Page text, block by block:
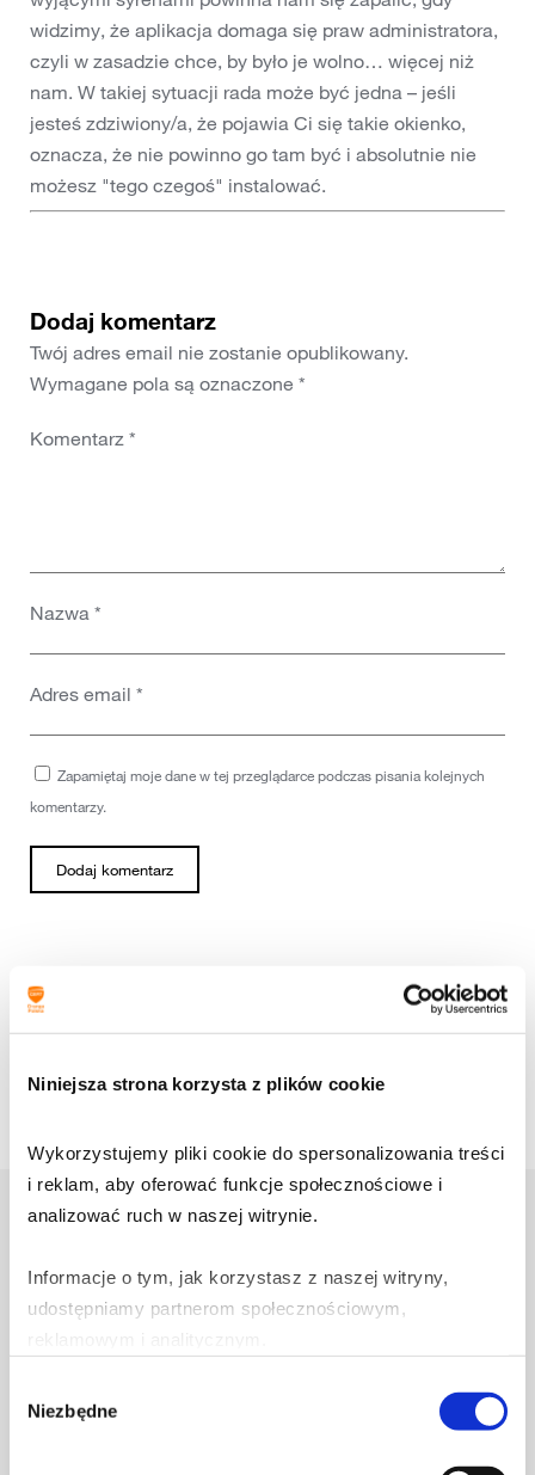
Niniejsza strona korzysta z plików cookie
Wykorzystujemy pliki cookie do spersonalizowania treści
i reklam, aby oferować funkcje społecznościowe i
analizować ruch w naszej witrynie.
Informacje o tym, jak korzystasz z naszej witryny,
udostępniamy partnerom społecznościowym,
Partnerzy mogą połączyć te informacje z innymi danymi
zgody
Niezbędne
widzimy, że aplikacja domaga się praw administratora,
czyli w zasadzie chce, by było je wolno… więcej niż
nam. W takiej sytuacji rada może być jedna – jeśli
jesteś zdziwiony/a, że pojawia Ci się takie okienko,
oznacza, że nie powinno go tam być i absolutnie nie
możesz "tego czegoś" instalować.
Dodaj komentarz
Twój adres email nie zostanie opublikowany.
Wymagane pola są oznaczone *
Komentarz *
Nazwa *
Adres email *
Zapamiętaj moje dane w tej przeglądarce podczas pisania kolejnych
komentarzy.
Zobacz także
3 sierpnia 2026
Jak działa Alert RCB i dlaczego
Broadcast?